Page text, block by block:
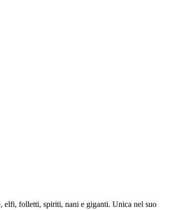
elfi, folletti, spiriti, nani e giganti. Unica nel suo